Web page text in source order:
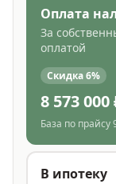
Оплата
За
оплатой
Скидка6%
8 573 000
База по прайсу
В ипотеку